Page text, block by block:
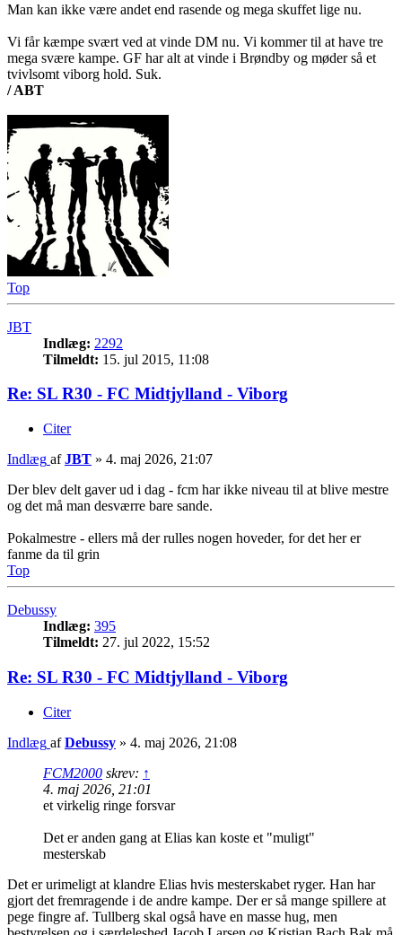
Man kan ikke være andet end rasende og mega skuffet lige nu.
Vi får kæmpe svært ved at vinde DM nu. Vi kommer til at have tre
mega svære kampe. GF har alt at vinde i Brøndby og møder så et
tvivlsomt viborg hold. Suk.
/ ABT
Top
JBT
Indlæg: 2292
Tilmeldt: 15. jul 2015, 11:08
Re: SL R30 - FC Midtjylland - Viborg
Citer
Indlæg afJBT » 4. maj 2026, 21:07
Der blev delt gaver ud i dag - fcm har ikke niveau til at blive mestre
og det må man desværre bare sande.
Pokalmestre - ellers må der rulles nogen hoveder, for det her er
fanme da til grin
Top
Debussy
Indlæg: 395
Tilmeldt: 27. jul 2022, 15:52
Re: SL R30 - FC Midtjylland - Viborg
Citer
Indlæg afDebussy » 4. maj 2026, 21:08
FCM2000 skrev: ↑
4. maj 2026, 21:01
et virkelig ringe forsvar
Det er anden gang at Elias kan koste et "muligt"
mesterskab
Det er urimeligt at klandre Elias hvis mesterskabet ryger. Han har
gjort det fremragende i de andre kampe. Der er så mange spillere at
pege fingre af. Tullberg skal også have en masse hug, men